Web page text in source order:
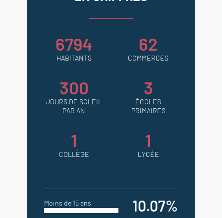
6794
HABITANTS
62
COMMERCES
300
JOURS DE SOLEIL
PAR AN
3
ÉCOLES
PRIMAIRES
1
COLLÈGE
1
LYCÉE
Moins de 15 ans 10.07%